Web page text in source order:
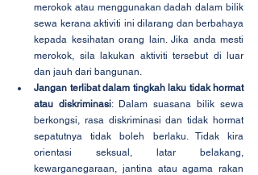
merokok atau menggunakan dadah dalam bilik
sewa kerana aktiviti ini dilarang dan berbahaya
kepada kesihatan orang lain. Jika anda mesti
merokok, sila lakukan aktiviti tersebut di luar
dan jauh dari bangunan.
Jangan terlibat dalam tingkah laku tidak hormat
atau diskriminasi: Dalam suasana bilik sewa
berkongsi, rasa diskriminasi dan tidak hormat
sepatutnya tidak boleh berlaku. Tidak kira
orientasi seksual, latar belakang,
kewarganegaraan, jantina atau agama rakan